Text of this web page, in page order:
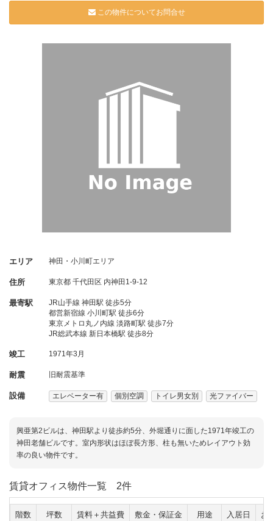
この物件についてお問合せ
エリア 神田・小川町エリア
住所 東京都 千代田区 内神田1-9-12
最寄駅
JR山手線 神田駅 徒歩5分
都営新宿線 小川町駅 徒歩6分
東京メトロ丸ノ内線 淡路町駅 徒歩7分
JR総武本線 新日本橋駅 徒歩8分
竣工 1971年3月
耐震 旧耐震基準
設備 エレベーター有 個別空調 トイレ男女別 光ファイバー
興亜第2ビルは、神田駅より徒歩約5分、外堀通りに面した1971年竣工の
神田老舗ビルです。室内形状はほぼ長方形、柱も無いためレイアウト効
率の良い物件です。
賃貸オフィス物件一覧 2件
階数 坪数 賃料＋共益費 敷金・保証金 用途 入居日 お